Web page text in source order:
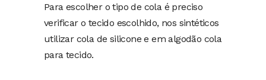
Para escolher o tipo de cola é preciso
verificar o tecido escolhido, nos sintéticos
utilizar cola de silicone e em algodão cola
para tecido.